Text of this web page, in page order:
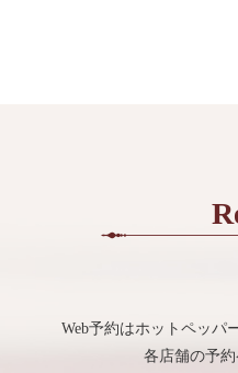
Web予約はホットペッパ
各店舗の予約